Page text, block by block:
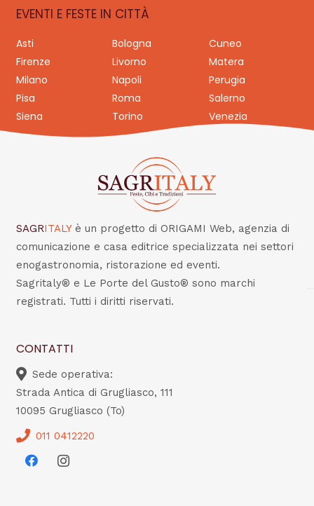
EVENTI E FESTE IN CITTÀ
Asti Bologna
Cuneo
Firenze
Livorno
Matera
Milano
Napoli
Perugia
Pisa
Roma
Salerno
Siena
Torino Venezia
SAGRITALY è un progetto di ORIGAMI Web, agenzia di
comunicazione e casa editrice specializzata nei settori
enogastronomia, ristorazione ed eventi.
Sagritaly® e Le Porte del Gusto® sono marchi
registrati. Tutti i diritti riservati.
CONTATTI
Sede operativa:
Strada Antica di Grugliasco, 111
10095 Grugliasco (To)
011 0412220